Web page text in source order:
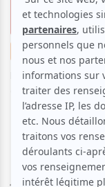
Starr
Zoom photo
ParLena Trottein| 2
@anelysis_ |
La chanteuse
brio son titre
lors du soir du
jazz de